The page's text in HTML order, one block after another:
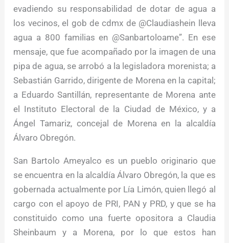
evadiendo su responsabilidad de dotar de agua a
los vecinos, el gob de cdmx de @Claudiashein lleva
agua a 800 familias en @Sanbartoloame”. En ese
mensaje, que fue acompañado por la imagen de una
pipa de agua, se arrobó a la legisladora morenista; a
Sebastián Garrido, dirigente de Morena en la capital;
a Eduardo Santillán, representante de Morena ante
el Instituto Electoral de la Ciudad de México, y a
Ángel Tamariz, concejal de Morena en la alcaldía
Álvaro Obregón.
San Bartolo Ameyalco es un pueblo originario que
se encuentra en la alcaldía Álvaro Obregón, la que es
gobernada actualmente por Lía Limón, quien llegó al
cargo con el apoyo de PRI, PAN y PRD, y que se ha
constituido como una fuerte opositora a Claudia
Sheinbaum y a Morena, por lo que estos han